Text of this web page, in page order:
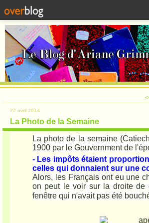
22 avril 2013
La Photo de la Semaine
La photo de la semaine
1900 par le Gouvernment de
- Les impôts étaient
celles qui donnaient sur une
Alors, les Français ont eu une
on peut le voir sur la droite de
fenêtre qui n'avait pas été